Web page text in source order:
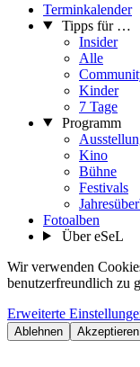
Terminkalender
Tipps für …
Insider
Alle
Kinder
7 Tage
Programm
Kino
Bühne
Festivals
Fotoalben
Über eSeL
Wir verwenden
benutzerfreundlich zu
Erweiterte
Ablehnen Akzeptieren